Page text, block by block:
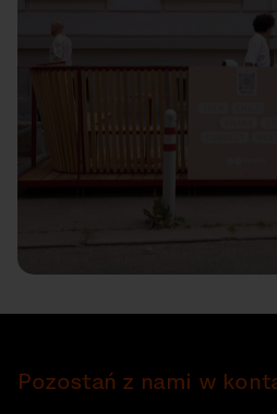
Pozostań z nami w